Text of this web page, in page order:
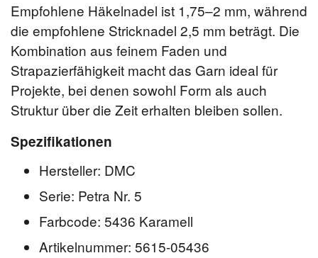
Empfohlene Häkelnadel ist 1,75–2 mm, während
die empfohlene Stricknadel 2,5 mm beträgt. Die
Kombination aus feinem Faden und
Strapazierfähigkeit macht das Garn ideal für
Projekte, bei denen sowohl Form als auch
Struktur über die Zeit erhalten bleiben sollen.
Spezifikationen
Hersteller: DMC
Serie: Petra Nr. 5
Farbcode: 5436 Karamell
Artikelnummer: 5615-05436